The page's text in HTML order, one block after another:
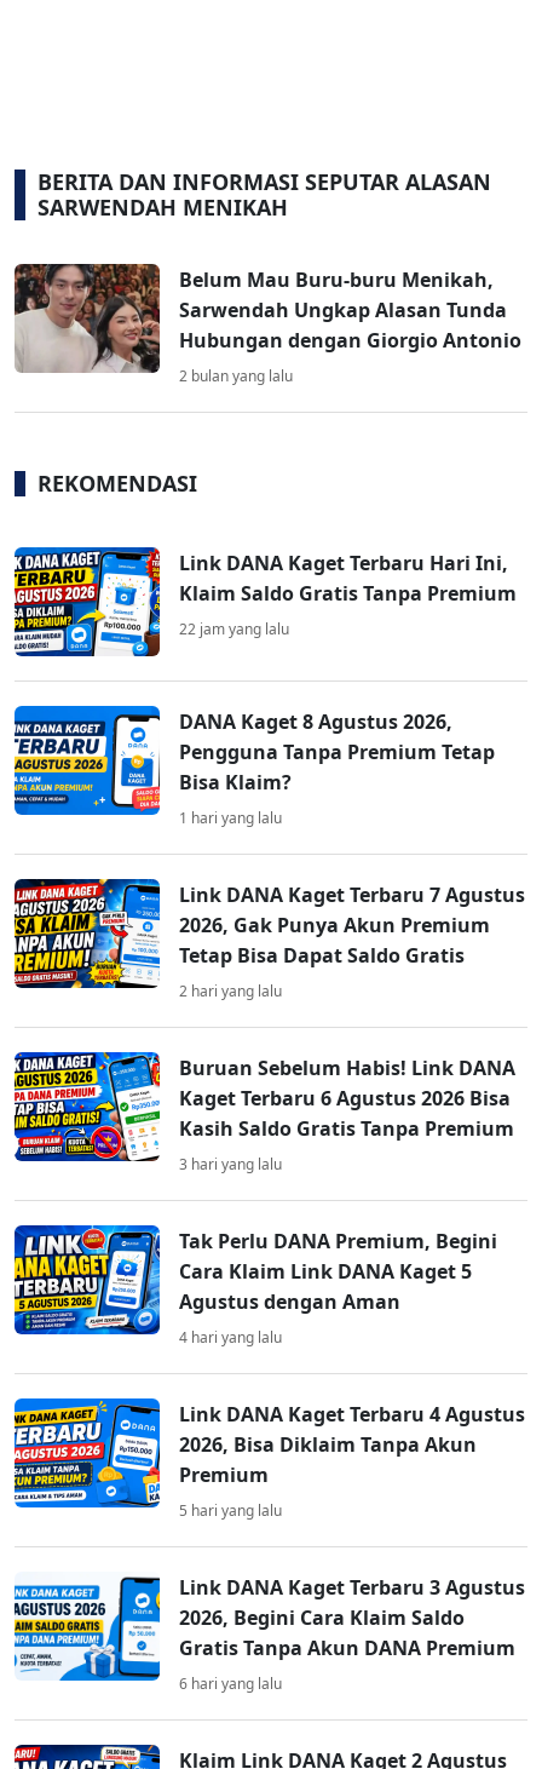
BERITA DAN INFORMASI SEPUTAR ALASAN
SARWENDAH MENIKAH
Belum Mau Buru-buru Menikah,
Sarwendah Ungkap Alasan Tunda
Hubungan dengan Giorgio Antonio
2 bulan yang lalu
REKOMENDASI
Link DANA Kaget Terbaru Hari Ini,
Klaim Saldo Gratis Tanpa Premium
22 jam yang lalu
DANA Kaget 8 Agustus 2026,
Pengguna Tanpa Premium Tetap
Bisa Klaim?
1 hari yang lalu
Link DANA Kaget Terbaru 7 Agustus
2026, Gak Punya Akun Premium
Tetap Bisa Dapat Saldo Gratis
2 hari yang lalu
Buruan Sebelum Habis! Link DANA
Kaget Terbaru 6 Agustus 2026 Bisa
Kasih Saldo Gratis Tanpa Premium
3 hari yang lalu
Tak Perlu DANA Premium, Begini
Cara Klaim Link DANA Kaget 5
Agustus dengan Aman
4 hari yang lalu
Link DANA Kaget Terbaru 4 Agustus
2026, Bisa Diklaim Tanpa Akun
Premium
5 hari yang lalu
Link DANA Kaget Terbaru 3 Agustus
2026, Begini Cara Klaim Saldo
Gratis Tanpa Akun DANA Premium
6 hari yang lalu
Klaim Link DANA Kaget 2 Agustus